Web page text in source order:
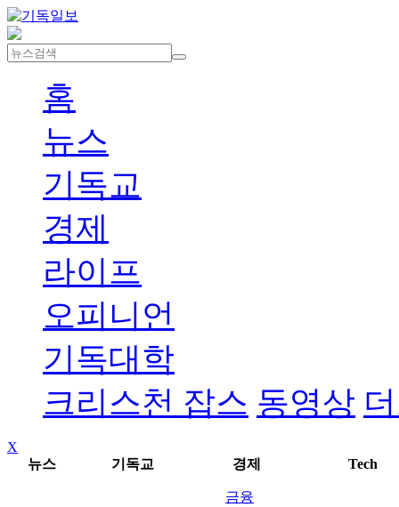
홈
뉴스
기독교
경제
라이프
오피니언
기독대학
크리스천 잡스 동영상
X
뉴스
기독교 경제 Tech
금융